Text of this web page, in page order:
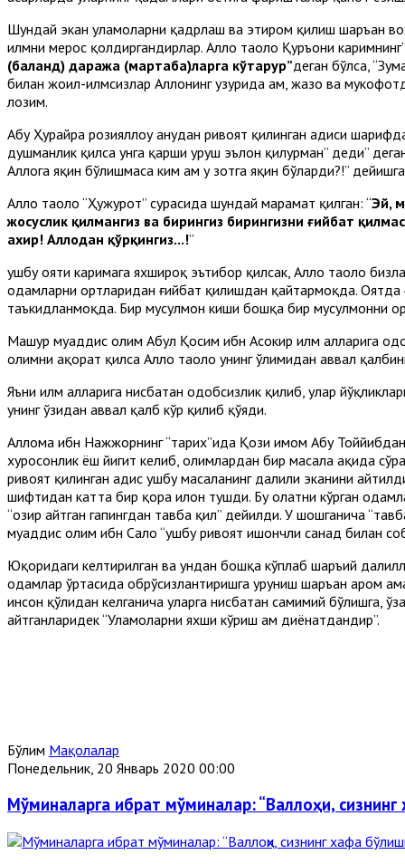
Шундай экан уламоларни қадрлаш ва эҳтиром қилиш шаръан
илмни мерос қолдиргандирлар. Аллоҳ таоло Қуръони
(баланд) даража (мартаба)ларга кўтарур”деган бўлса,
билан жоҳил-илмсизлар Аллоҳнинг ҳузурида ҳам, жазо ва
лозим.
Абу Ҳурайра розияллоҳу анҳудан ривоят қилинган ҳадиси
душманлик қилса унга қарши уруш эълон қилурман” деди”
Аллоҳга яқин бўлишмаса ким ҳам у зотга яқин бўларди?!”
Аллоҳ таоло “Ҳужурот” сурасида шундай марҳамат қилган: “Эй,
жосуслик қилмангиз ва бирингиз бирингизни ғийбат
ахир! Аллоҳдан қўрқингиз...!”
ушбу ояти каримага яхшироқ эътибор қилсак, Аллоҳ таоло
одамларни ортларидан ғийбат қилишдан қайтармоқда. Оятда
таъкидланмоқда. Бир мусулмон киши бошқа бир мусулмонни
Машҳур муҳаддис олим Абул Қосим ибн Асокир илм аҳлларига
олимни ҳақорат қилса Аллоҳ таоло унинг ўлимидан аввал
Яъни илм аҳлларига нисбатан одобсизлик қилиб, улар
унинг ўзидан аввал қалб кўр қилиб қўяди.
Аллома ибн Нажжорнинг “тарих”ида Қози имом Абу
хуросонлик ёш йигит келиб, олимлардан бир масала ҳақида
ривоят қилинган ҳадис ушбу масаланинг далили эканини
шифтидан катта бир қора илон тушди. Бу ҳолатни кўрган
“ҳозир айтган гапингдан тавба қил” дейилди. У шошганича
муҳаддис олим ибн Салоҳ “ушбу ривоят ишончли санад билан
Юқоридаги келтирилган ва ундан бошқа кўплаб шаръий
одамлар ўртасида обрўсизлантиришга уруниш шаръан ҳаром
инсон қўлидан келганича уларга нисбатан самимий бўлишга,
айтганларидек “Уламоларни яхши кўриш ҳам диёнатдандир”.
Бўлим Мақолалар
Понедельник, 20 Январь 2020 00:00
Мўминаларга ибрат мўминалар: “Валлоҳи,